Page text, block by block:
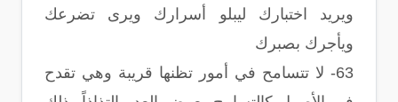
ويريد اختبارك ليبلو أسرارك ويرى تضرعك
ويأجرك بصبرك
63- لا تتسامح في أمور تظنها قريبة وهي تقدح